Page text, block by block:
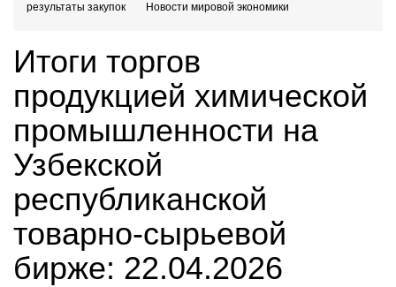
результаты закупок
Новости мировой экономики
Итоги торгов
продукцией химической
промышленности на
Узбекской
республиканской
товарно-сырьевой
бирже: 22.04.2026